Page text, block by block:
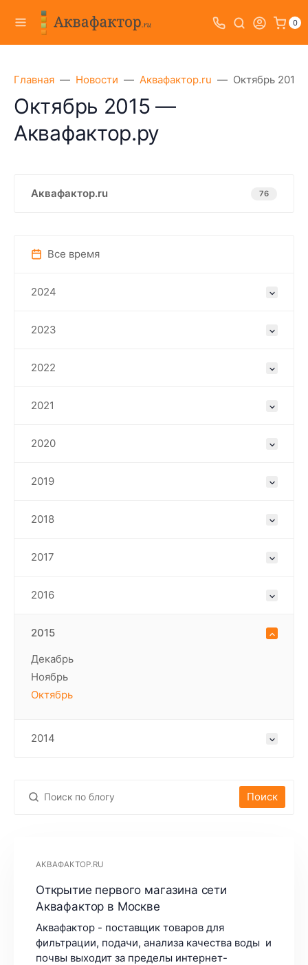
0
Главная Новости Аквафактор.ru Октябрь 2015
Октябрь 2015 —
Аквафактор.ру
Аквафактор.ru 76
Все время
2024
2023
2022
2021
2020
2019
2018
2017
2016
2015
Декабрь
Ноябрь
Октябрь
2014
Поиск
АКВАФАКТОР.RU
Открытие первого магазина сети
Аквафактор в Москве
Аквафактор - поставщик товаров для
фильтрации, подачи, анализа качества воды и
почвы выходит за пределы интернет-